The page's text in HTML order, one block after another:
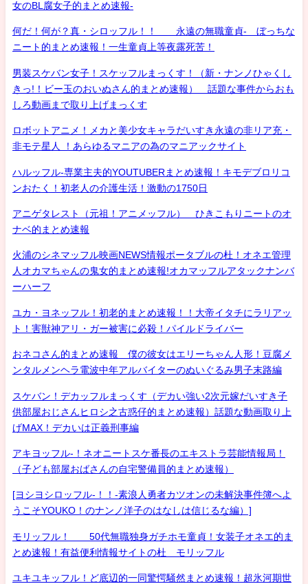
女のBL腐女子的まとめ速報-
何だ！何が？真・シロッフル！！ 永遠の無職童貞- ぼっちな
ニート的まとめ速報！一生童貞上等夜露死苦！
男装スケバン女子！スケッフルまっくす！（新・ナンノひゃくし
きっ!！ビー玉のおいぬさん的まとめ速報） 話題な事件からおも
しろ動画まで取り上げまっくす
ロボットアニメ！メカと美少女キャラだいすき永遠の非リア充・
非モテ星人 ！あらゆるマニアの為のマニアックサイト
ハルッフル-専業主夫的YOUTUBERまとめ速報！キモデブロリコ
ンおたく！初老人の介護生活！激動の1750日
アニゲタレスト（元祖！アニメッフル） ひきこもりニートのオ
ナベ的まとめ速報
火浦のシネマッフル映画NEWS情報ポータブルの杜！オネエ管理
人オカマちゃんの鬼女的まとめ速報!オカマッフルアタックナンバ
ーハーフ
ユカ・ヨネッフル！初老的まとめ速報！！大帝イタチにラリアッ
ト！害獣神アリ・ガー被害に必殺！パイルドライバー
おネコさん的まとめ速報 僕の彼女はエリーちゃん人形！豆腐メ
ンタルメンヘラ電波中年アルバイターのぬいぐるみ男子末路編
スケバン！デカッフルまっくす（デカい強い2次元嫁だいすき子
供部屋おじさんヒロシ之古惑仔的まとめ速報）話題な動画取り上
げMAX！デカいは正義刑事編
アキヨッフル-！ネオニートスケ番長のエキストラ芸能情報局！
（子ども部屋おばさんの自宅警備員的まとめ速報）
[ヨシヨシロッフル-！！-素浪人勇者カツオンの未解決事件簿へよ
うこそYOUKO！のナンノ洋子のはなしは信じるな編）]
モリッフル！ 50代無職独身ガチホモ童貞！女装子オネエ的ま
とめ速報！有益便利情報サイトの杜 モリッフル
ユキユキッフル！ど底辺的一同驚愕騒然まとめ速報！超氷河期世